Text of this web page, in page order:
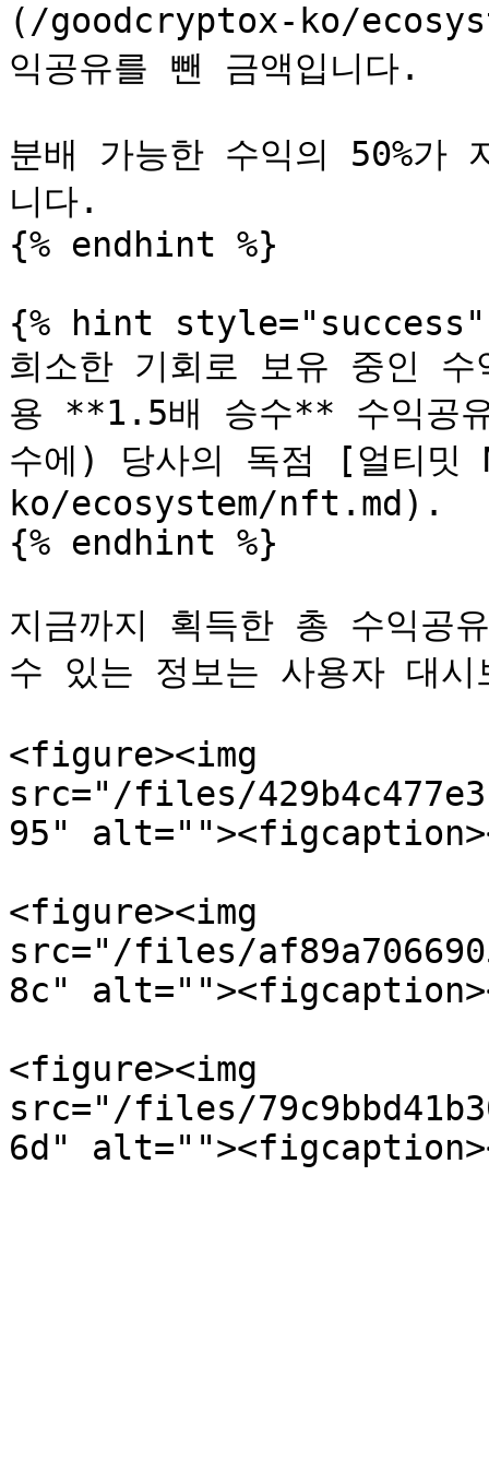
(/goodcryptox-ko/
익공유를 뺀 금액입니다.
분배 가능한 수익의 50%가
니다.
{% endhint %}
{% hint style="success"
희소한 기회로 보유 중인
용 **1.5배 승수** 수익공유
수에) 당사의 독점 [얼티
ko/ecosystem/nft.md).
{% endhint %}
지금까지 획득한 총 수익공
수 있는 정보는 사용자 대
<figure><img
src="/files/
95"
<figure><img
src="/files/
8c"
<figure><img
src="/files/